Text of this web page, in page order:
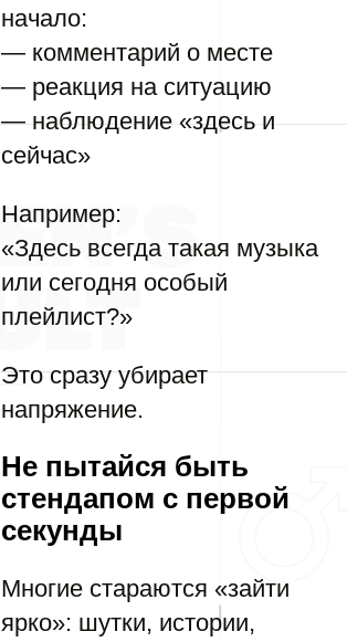
начало:
— комментарий о месте
— реакция на ситуацию
— наблюдение «здесь и
сейчас»
Например:
«Здесь всегда такая музыка
или сегодня особый
плейлист?»
Это сразу убирает
напряжение.
Не пытайся быть
стендапом с первой
секунды
Многие стараются «зайти
ярко»: шутки, истории,